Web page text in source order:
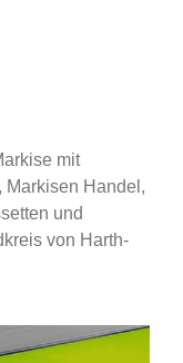
mit
Markisen Handel,
und
von Harth-